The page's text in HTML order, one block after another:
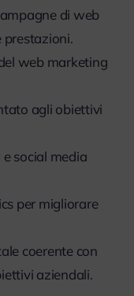
di web
prestazioni.
web marketing
agli obiettivi
social media
per migliorare
coerente con
aziendali.